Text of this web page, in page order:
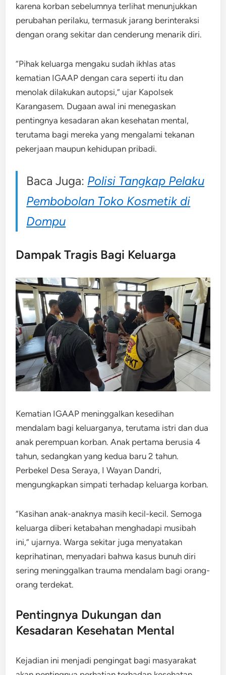
karena korban sebelumnya terlihat menunjukkan
perubahan perilaku, termasuk jarang berinteraksi
dengan orang sekitar dan cenderung menarik diri.
“Pihak keluarga mengaku sudah ikhlas atas
kematian IGAAP dengan cara seperti itu dan
menolak dilakukan autopsi,” ujar Kapolsek
Karangasem. Dugaan awal ini menegaskan
pentingnya kesadaran akan kesehatan mental,
terutama bagi mereka yang mengalami tekanan
pekerjaan maupun kehidupan pribadi.
Baca Juga: Polisi Tangkap Pelaku
Pembobolan Toko Kosmetik di
Dompu
Dampak Tragis Bagi Keluarga
Kematian IGAAP meninggalkan kesedihan
mendalam bagi keluarganya, terutama istri dan dua
anak perempuan korban. Anak pertama berusia 4
tahun, sedangkan yang kedua baru 2 tahun.
Perbekel Desa Seraya, I Wayan Dandri,
mengungkapkan simpati terhadap keluarga korban.
“Kasihan anak-anaknya masih kecil-kecil. Semoga
keluarga diberi ketabahan menghadapi musibah
ini,” ujarnya. Warga sekitar juga menyatakan
keprihatinan, menyadari bahwa kasus bunuh diri
sering meninggalkan trauma mendalam bagi orang-
orang terdekat.
Pentingnya Dukungan dan
Kesadaran Kesehatan Mental
Kejadian ini menjadi pengingat bagi masyarakat